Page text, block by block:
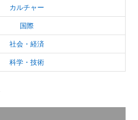
カルチャー
国際
社会・経済
科学・技術